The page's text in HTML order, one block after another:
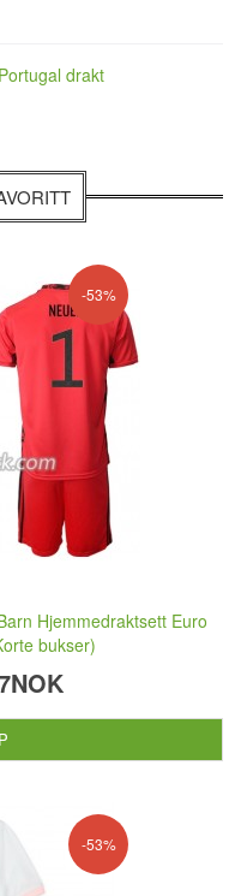
Portugal drakt
-53%
Hjemmedraktsett Euro
bukser)
-53%